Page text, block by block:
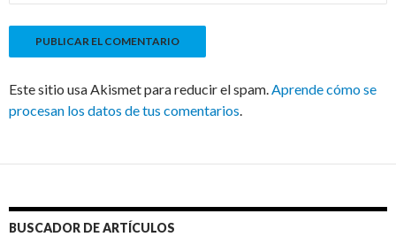
Este sitio usa Akismet para reducir el spam. Aprende cómo se
procesan los datos de tus comentarios
BUSCADOR DE ARTÍCULOS